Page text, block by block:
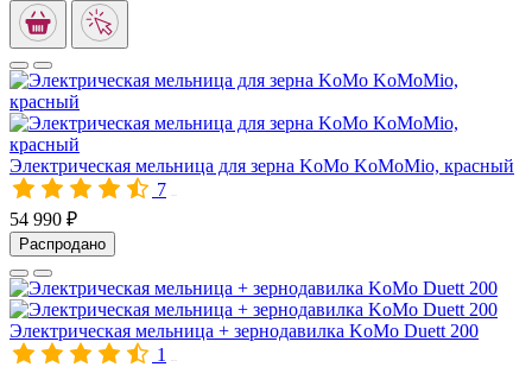
Электрическая мельница для зерна KoMo KoMoMio, красный
7
54 990 ₽
Распродано
Электрическая мельница + зернодавилка KoMo Duett 200
1